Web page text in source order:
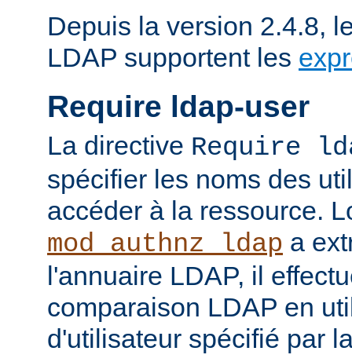
Depuis la version 2.4.8,
LDAP supportent les
Require ldap-user
La directive Require
spécifier les noms des
accéder à la ressource.
mod_authnz_ldap a
l'annuaire LDAP, il
comparaison LDAP en
d'utilisateur spécifié par